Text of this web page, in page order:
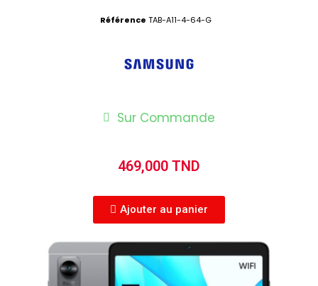
Référence TAB-A11-4-64-G
Sur Commande
469,000 TND
Ajouter au panier